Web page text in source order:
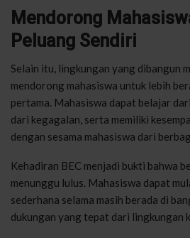
Mendorong
Peluang Sendiri
Selain itu, lingkungan yang dibangun
mendorong mahasiswa untuk lebih
pertama. Mahasiswa dapat belajar
dari kegagalan, serta memiliki
dengan sesama mahasiswa dari
Kehadiran BEC menjadi bukti bahwa
menunggu lulus. Mahasiswa dapat
sederhana selama masih berada di
dukungan yang tepat dari lingkungan